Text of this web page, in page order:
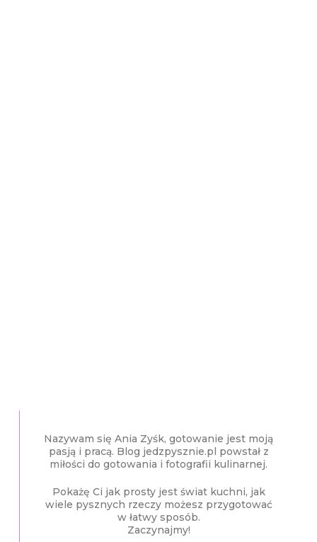
Nazywam się Ania Zyśk, gotowanie jest moją
pasją i pracą. Blog jedzpysznie.pl powstał z
miłości do gotowania i fotografii kulinarnej.
Pokażę Ci jak prosty jest świat kuchni, jak
wiele pysznych rzeczy możesz przygotować
w łatwy sposób.
Zaczynajmy!